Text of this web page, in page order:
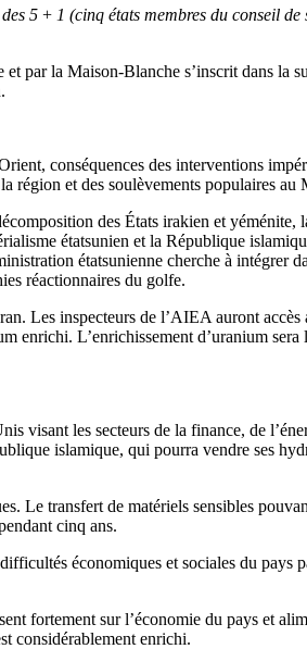
5 + 1 (cinq états membres du conseil
par la Maison-Blanche s’inscrit dans la
conséquences des interventions
région et des soulèvements populaires
des États irakien et yéménite,
étatsunien et la République
étatsunienne cherche à intégrer
réactionnaires du golfe.
Les inspecteurs de l’AIEA auront
L’enrichissement d’uranium
visant les secteurs de la finance, de
islamique, qui pourra vendre ses
Le transfert de matériels sensibles
cinq ans.
économiques et sociales du pays
fortement sur l’économie du pays et
considérablement enrichi.